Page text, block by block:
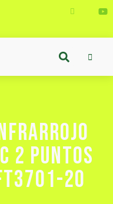
2 PUNTOS
20